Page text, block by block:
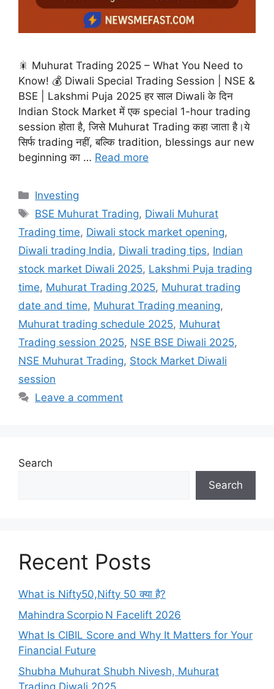
🎇 Muhurat Trading 2025 – What You Need to
Know! 💰 Diwali Special Trading Session | NSE &
BSE | Lakshmi Puja 2025 हर साल Diwali के दिन
Indian Stock Market में एक special 1-hour trading
session होता है, जिसे Muhurat Trading कहा जाता है।ये
सिर्फ trading नहीं, बल्कि tradition, blessings aur new
beginning का … Read more
Categories
Investing
Tags
BSE Muhurat Trading, Diwali Muhurat
Trading time, Diwali stock market opening,
Diwali trading India, Diwali trading tips, Indian
stock market Diwali 2025, Lakshmi Puja trading
time, Muhurat Trading 2025, Muhurat trading
date and time, Muhurat Trading meaning,
Muhurat trading schedule 2025, Muhurat
Trading session 2025, NSE BSE Diwali 2025,
NSE Muhurat Trading, Stock Market Diwali
session
Leave a comment
Search
Search
Recent Posts
What is Nifty50,Nifty 50 क्या है?
Mahindra Scorpio N Facelift 2026
What Is CIBIL Score and Why It Matters for Your
Financial Future
Shubha Muhurat Shubh Nivesh, Muhurat
Trading Diwali 2025